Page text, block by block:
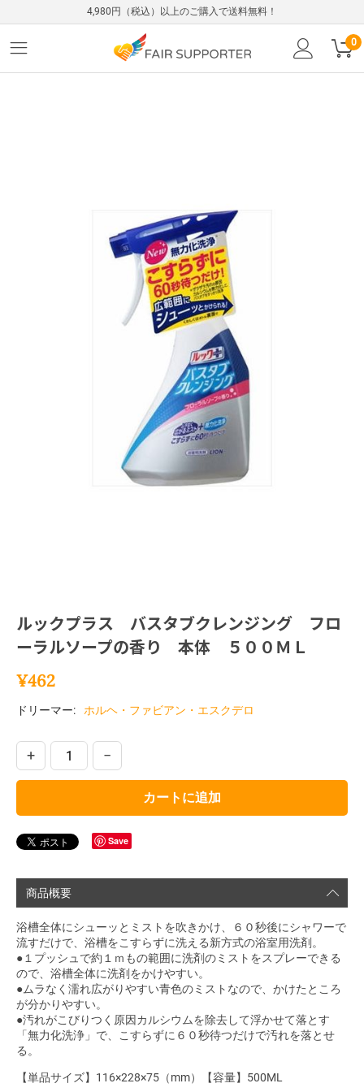
4,980円（税込）以上のご購入で送料無料！
0
ルックプラス バスタブクレンジング フロ
ーラルソープの香り 本体 ５００ＭＬ
¥462
ドリーマー: ホルヘ・ファビアン・エスクデロ
+ −
カートに追加
Save
商品概要
浴槽全体にシューッとミストを吹きかけ、６０秒後にシャワーで
流すだけで、浴槽をこすらずに洗える新方式の浴室用洗剤。
●１プッシュで約１ｍもの範囲に洗剤のミストをスプレーできる
ので、浴槽全体に洗剤をかけやすい。
●ムラなく濡れ広がりやすい青色のミストなので、かけたところ
が分かりやすい。
●汚れがこびりつく原因カルシウムを除去して浮かせて落とす
「無力化洗浄」で、こすらずに６０秒待つだけで汚れを落とせ
る。
【単品サイズ】116×228×75（mm）【容量】500ML